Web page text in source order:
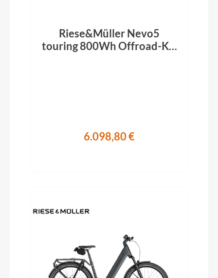
Riese&Müller Nevo5
touring 800Wh Offroad-Kit
6.098,80 €